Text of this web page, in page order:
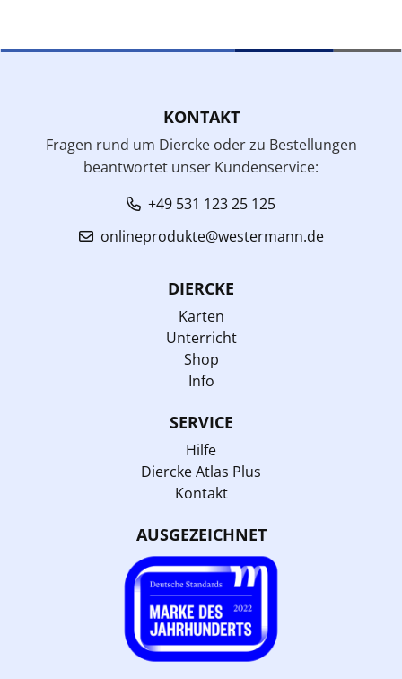
KONTAKT
Fragen rund um Diercke oder zu Bestellungen
beantwortet unser Kundenservice:
+49 531 123 25 125
onlineprodukte@westermann.de
DIERCKE
Karten
Unterricht
Shop
Info
SERVICE
Hilfe
Diercke Atlas Plus
Kontakt
AUSGEZEICHNET